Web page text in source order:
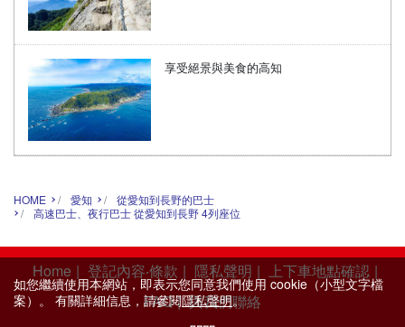
享受絕景與美食的高知
HOME 愛知
從愛知到長野的巴士
高速巴士、夜行巴士 從愛知到長野 4列座位
如您繼續使用本網站，即表示您同意我們使用 cookie（小型文字檔
案）。 有關詳細信息，請參閱隱私聲明。
Home | 登記內容‧條款 | 隱私聲明 | 上下車地點確認 |
FAQ | 與我們聯絡